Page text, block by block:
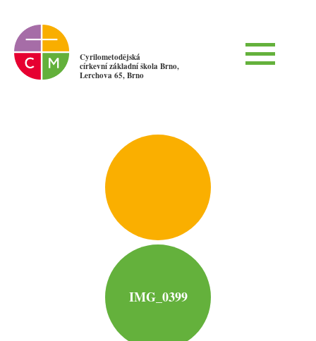
Cyrilometodějská
církevní základní škola Brno,
Lerchova 65, Brno
IMG_0399